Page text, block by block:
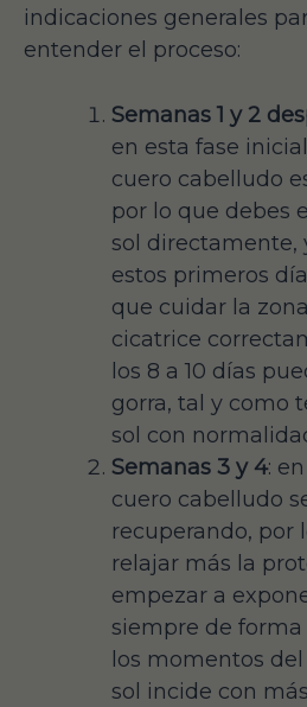
indicaciones generales
entender el proceso:
Semanas 1 y 2
en esta fase
cuero cabelludo
por lo que debes
sol directamente,
estos primeros
que cuidar la
cicatrice
los 8 a 10 días
gorra, tal y como
sol con
Semanas 3 y 4:
cuero cabelludo
recuperando, por
relajar más la
empezar a
siempre de
los momentos
sol incide con